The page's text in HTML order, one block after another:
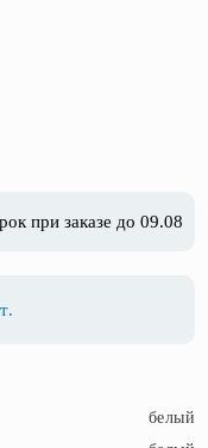
при заказе до 09.08
белый